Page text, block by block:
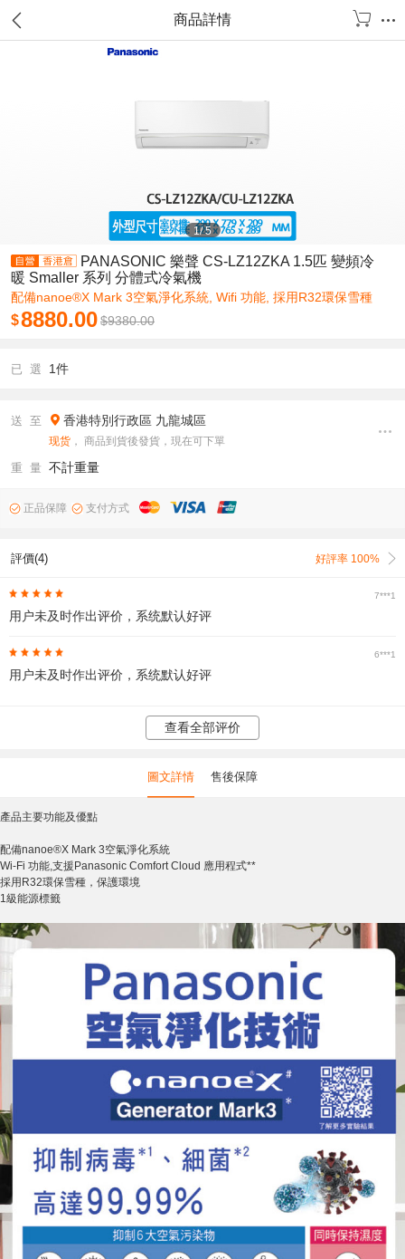
商品詳情
1/5
PANASONIC 樂聲 CS-LZ12ZKA 1.5匹 變頻冷
暖 Smaller 系列 分體式冷氣機
配備nanoe®X Mark 3空氣淨化系統, Wifi 功能, 採用R32環保雪種
$8880.00$9380.00
已 選 1件
送 至 香港特別行政區 九龍城區
现货 ， 商品到貨後發貨，現在可下單
重 量 不計重量
正品保障 支付方式
評價(4) 好評率 100%
7***1
用户未及时作出评价，系统默认好评
6***1
用户未及时作出评价，系统默认好评
查看全部评价
圖文詳情 售後保障
產品主要功能及優點
配備nanoe®X Mark 3空氣淨化系統
Wi-Fi 功能,支援Panasonic Comfort Cloud 應用程式**
採用R32環保雪種，保護環境
1級能源標籤